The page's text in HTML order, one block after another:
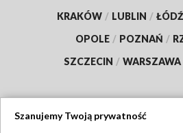
KRAKÓW / LUBLIN / ŁÓDŹ
OPOLE / POZNAŃ /
SZCZECIN / WARSZAWA
Szanujemy Twoją prywatność